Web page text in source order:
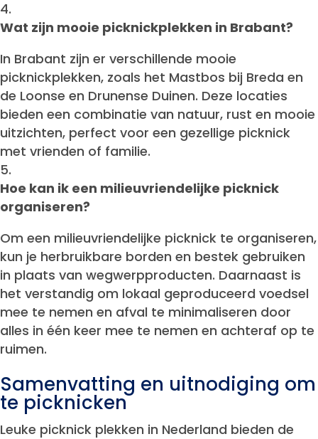
Wat zijn mooie picknickplekken in Brabant?
In Brabant zijn er verschillende mooie
picknickplekken, zoals het Mastbos bij Breda en
de Loonse en Drunense Duinen. Deze locaties
bieden een combinatie van natuur, rust en mooie
uitzichten, perfect voor een gezellige picknick
met vrienden of familie.
Hoe kan ik een milieuvriendelijke picknick
organiseren?
Om een milieuvriendelijke picknick te organiseren,
kun je herbruikbare borden en bestek gebruiken
in plaats van wegwerpproducten. Daarnaast is
het verstandig om lokaal geproduceerd voedsel
mee te nemen en afval te minimaliseren door
alles in één keer mee te nemen en achteraf op te
ruimen.
Samenvatting en uitnodiging om
te picknicken
Leuke picknick plekken in Nederland bieden de